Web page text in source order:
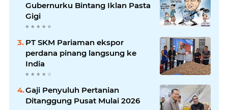
Gubernurku Bintang Iklan Pasta
Gigi
PT SKM Pariaman ekspor
perdana pinang langsung ke
India
Gaji Penyuluh Pertanian
Ditanggung Pusat Mulai 2026